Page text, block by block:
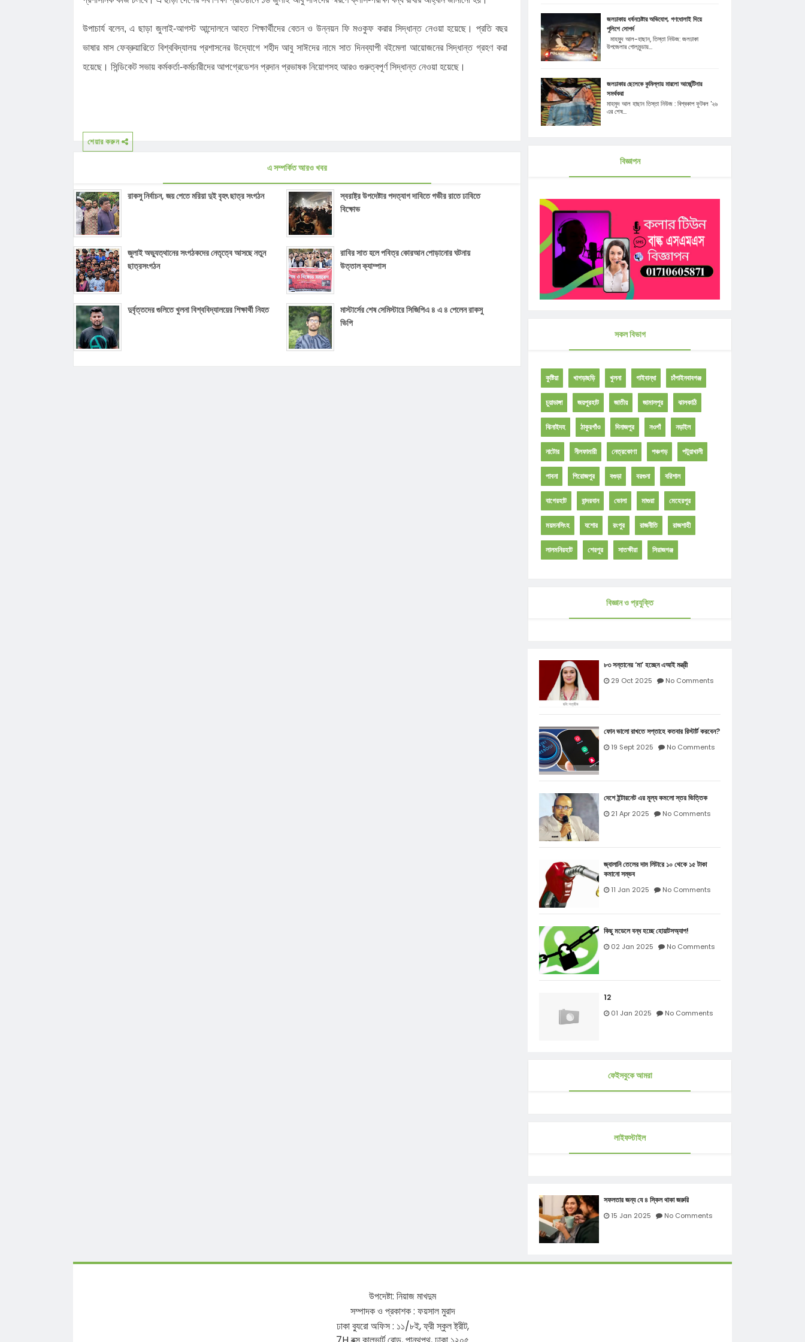
উপাচার্য বলেন, এ ছাড়া জুলাই-আগস্ট আন্দোলনে আহত শিক্ষার্থীদের বেতন ও উন্নয়ন ফি মওকুফ করার সিদ্ধান্ত নেওয়া হয়েছে। প্রতি বছর
ভাষার মাস ফেব্রুয়ারিতে বিশ্ববিদ্যালয় প্রশাসনের উদ্যোগে শহীদ আবু সাঈদের নামে সাত দিনব্যাপী বইমেলা আয়োজনের সিদ্ধান্ত গ্রহণ করা
হয়েছে। সিন্ডিকেট সভায় কর্মকর্তা-কর্মচারীদের আপগ্রেডেশন প্রদান প্রভাষক নিয়োগসহ আরও গুরুত্বপূর্ণ সিদ্ধান্ত নেওয়া হয়েছে।
শেয়ার করুন
এ সম্পর্কিত আরও খবর
রাকসু নির্বাচন, জয় পেতে মরিয়া দুই বৃহৎ ছাত্র সংগঠন
স্বরাষ্ট্র উপদেষ্টার পদত্যাগ দাবিতে গভীর রাতে ঢাবিতে
বিক্ষোভ
জুলাই অভ্যুত্থানের সংগঠকদের নেতৃত্বে আসছে নতুন
ছাত্রসংগঠন
রাবির সাত হলে পবিত্র কোরআন পোড়ানোর ঘটনায়
উত্তাল ক্যাম্পাস
দুর্বৃত্তদের গুলিতে খুলনা বিশ্ববিদ্যালয়ের শিক্ষার্থী নিহত
মাস্টার্সের শেষ সেমিস্টারে সিজিপিএ ৪ এ ৪ পেলেন রাকসু
ভিপি
জলঢাকায় ধর্ষনচেষ্টার অভিযোগ, গণধোলাই দিয়ে
পুলিশে সোপর্দ
মাহমুূদ আল-হাছান, তিস্তা নিউজ: জলঢাকা
উপজেলার গোলমুন্ডায়...
জলঢাকার ছেলেকে কুমিল্লায় মারলো আর্জেন্টিনার
সমর্থকরা
মাহমুদ আল হাছান তিস্তা নিউজ : বিশ্বকাপ ফুটবল '২৬
এর শেষ...
বিজ্ঞাপন
সকল বিভাগ
কুষ্টিয়া খাগড়াছড়ি খুলনা গাইবান্ধা চাঁপাইনবাবগঞ্জ
চুয়াডাঙ্গা জয়পুরহাট জাতীয় জামালপুর ঝালকাঠি
ঝিনাইদহ ঠাকুরগাঁও দিনাজপুর নওগাঁ নড়াইল
নাটোর নীলফামারী নেত্রকোণা পঞ্চগড় পটুয়াখালী
পাবনা পিরোজপুর বগুড়া বরগুনা বরিশাল
বাগেরহাট বান্দরবান ভোলা মাগুরা মেহেরপুর
ময়মনসিংহ যশোর রংপুর রাজনীতি রাজশাহী
লালমনিরহাট শেরপুর সাতক্ষীরা সিরাজগঞ্জ
বিজ্ঞান ও প্রযুক্তি
৮৩ সন্তানের ‘মা’ হচ্ছেন এআই মন্ত্রী
29 Oct 2025 No Comments
ফোন ভালো রাখতে সপ্তাহে কতবার রিস্টার্ট করবেন?
19 Sept 2025 No Comments
দেশে ইন্টারনেট এর মূল্য কমলো স্তর ভিত্তিক
21 Apr 2025 No Comments
জ্বালানি তেলের দাম লিটারে ১০ থেকে ১৫ টাকা
কমানো সম্ভব
11 Jan 2025 No Comments
কিছু মডেলে বন্ধ হচ্ছে হোয়াটসঅ্যাপ!
02 Jan 2025 No Comments
12
01 Jan 2025 No Comments
ফেইসবুকে আমরা
লাইফস্টাইল
সফলতার জন্য যে ৪ স্কিল থাকা জরুরি
15 Jan 2025 No Comments
উপদেষ্টা: নিয়াজমাখদুম
সম্পাদকও প্রকাশক: ফয়সালমুরাদ
ঢাকাব্যুরোঅফিস: ১১/৮ই,ফ্রীস্কুলষ্ট্রীট,